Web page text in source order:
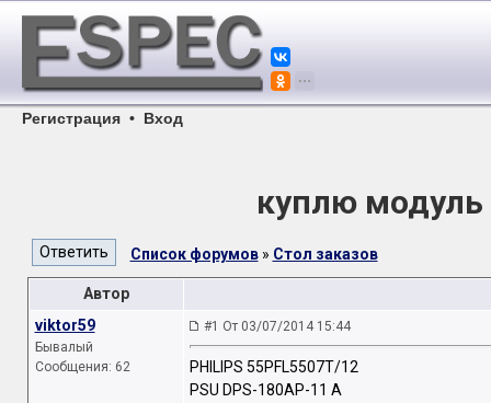
Регистрация • Вход
куплю модуль
Список форумов» Стол заказов
Автор
viktor59
Бывалый
Сообщения: 62
#1 От 03/07/2014 15:44
PHILIPS 55PFL5507T/12
PSU DPS-180AP-11 A